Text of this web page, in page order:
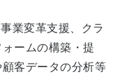
業変革支援、クラ
ームの構築・提
客データの分析等